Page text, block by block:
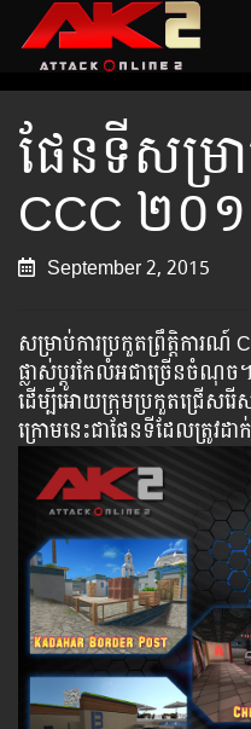
ផែនទីសម្រ
CCC ២០
September 2, 2015
សម្រាប់ការប្រកួតព្រឹត្តិការណ៍
ផ្លាស់ប្តូរកែលំអជាច្រើនចំណុ
ដើម្បីអោយក្រុមប្រកួតជ្រើសរើស
ក្រោមនេះជាផែនទីដែលត្រូវដា